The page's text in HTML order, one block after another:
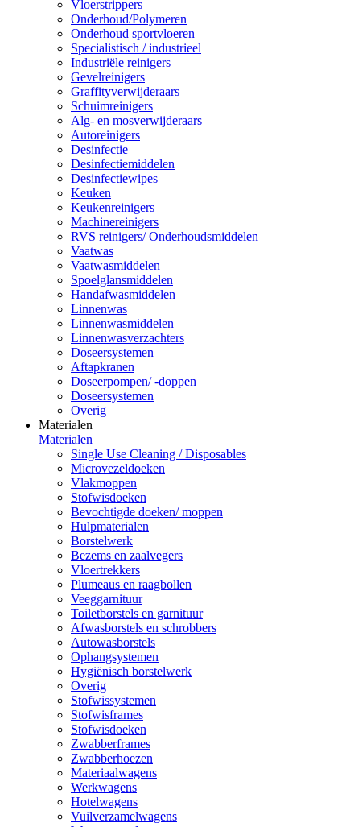
Vloerstrippers
Onderhoud/Polymeren
Onderhoud sportvloeren
Specialistisch / industrieel
Industriële reinigers
Gevelreinigers
Graffityverwijderaars
Schuimreinigers
Alg- en mosverwijderaars
Autoreinigers
Desinfectie
Desinfectiemiddelen
Desinfectiewipes
Keuken
Keukenreinigers
Machinereinigers
RVS reinigers/ Onderhoudsmiddelen
Vaatwas
Vaatwasmiddelen
Spoelglansmiddelen
Handafwasmiddelen
Linnenwas
Linnenwasmiddelen
Linnenwasverzachters
Doseersystemen
Aftapkranen
Doseerpompen/ -doppen
Doseersystemen
Overig
Materialen
Materialen
Single Use Cleaning / Disposables
Microvezeldoeken
Vlakmoppen
Stofwisdoeken
Bevochtigde doeken/ moppen
Hulpmaterialen
Borstelwerk
Bezems en zaalvegers
Vloertrekkers
Plumeaus en raagbollen
Veeggarnituur
Toiletborstels en garnituur
Afwasborstels en schrobbers
Autowasborstels
Ophangsystemen
Hygiënisch borstelwerk
Overig
Stofwissystemen
Stofwisframes
Stofwisdoeken
Zwabberframes
Zwabberhoezen
Materiaalwagens
Werkwagens
Hotelwagens
Vuilverzamelwagens